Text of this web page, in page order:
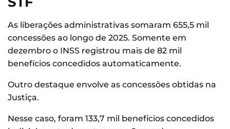
As liberações administrativas somaram 655,5 mil
concessões ao longo de 2025. Somente em
dezembro o INSS registrou mais de 82 mil
benefícios concedidos automaticamente.
Outro destaque envolve as concessões obtidas na
Justiça.
Nesse caso, foram 133,7 mil benefícios concedidos